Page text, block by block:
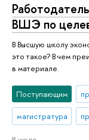
ВШЭ по
В Высшую школу
это такое? В чем
в материале.
Поступающим
магистратура